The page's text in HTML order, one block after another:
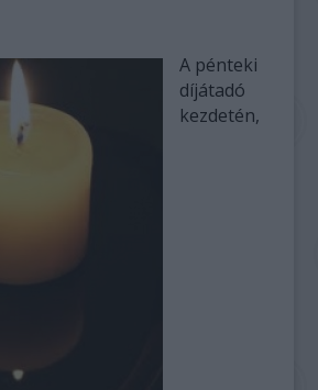
A pénteki
díjátadó
kezdetén,